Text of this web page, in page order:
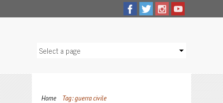
Home Tag: guerra civile